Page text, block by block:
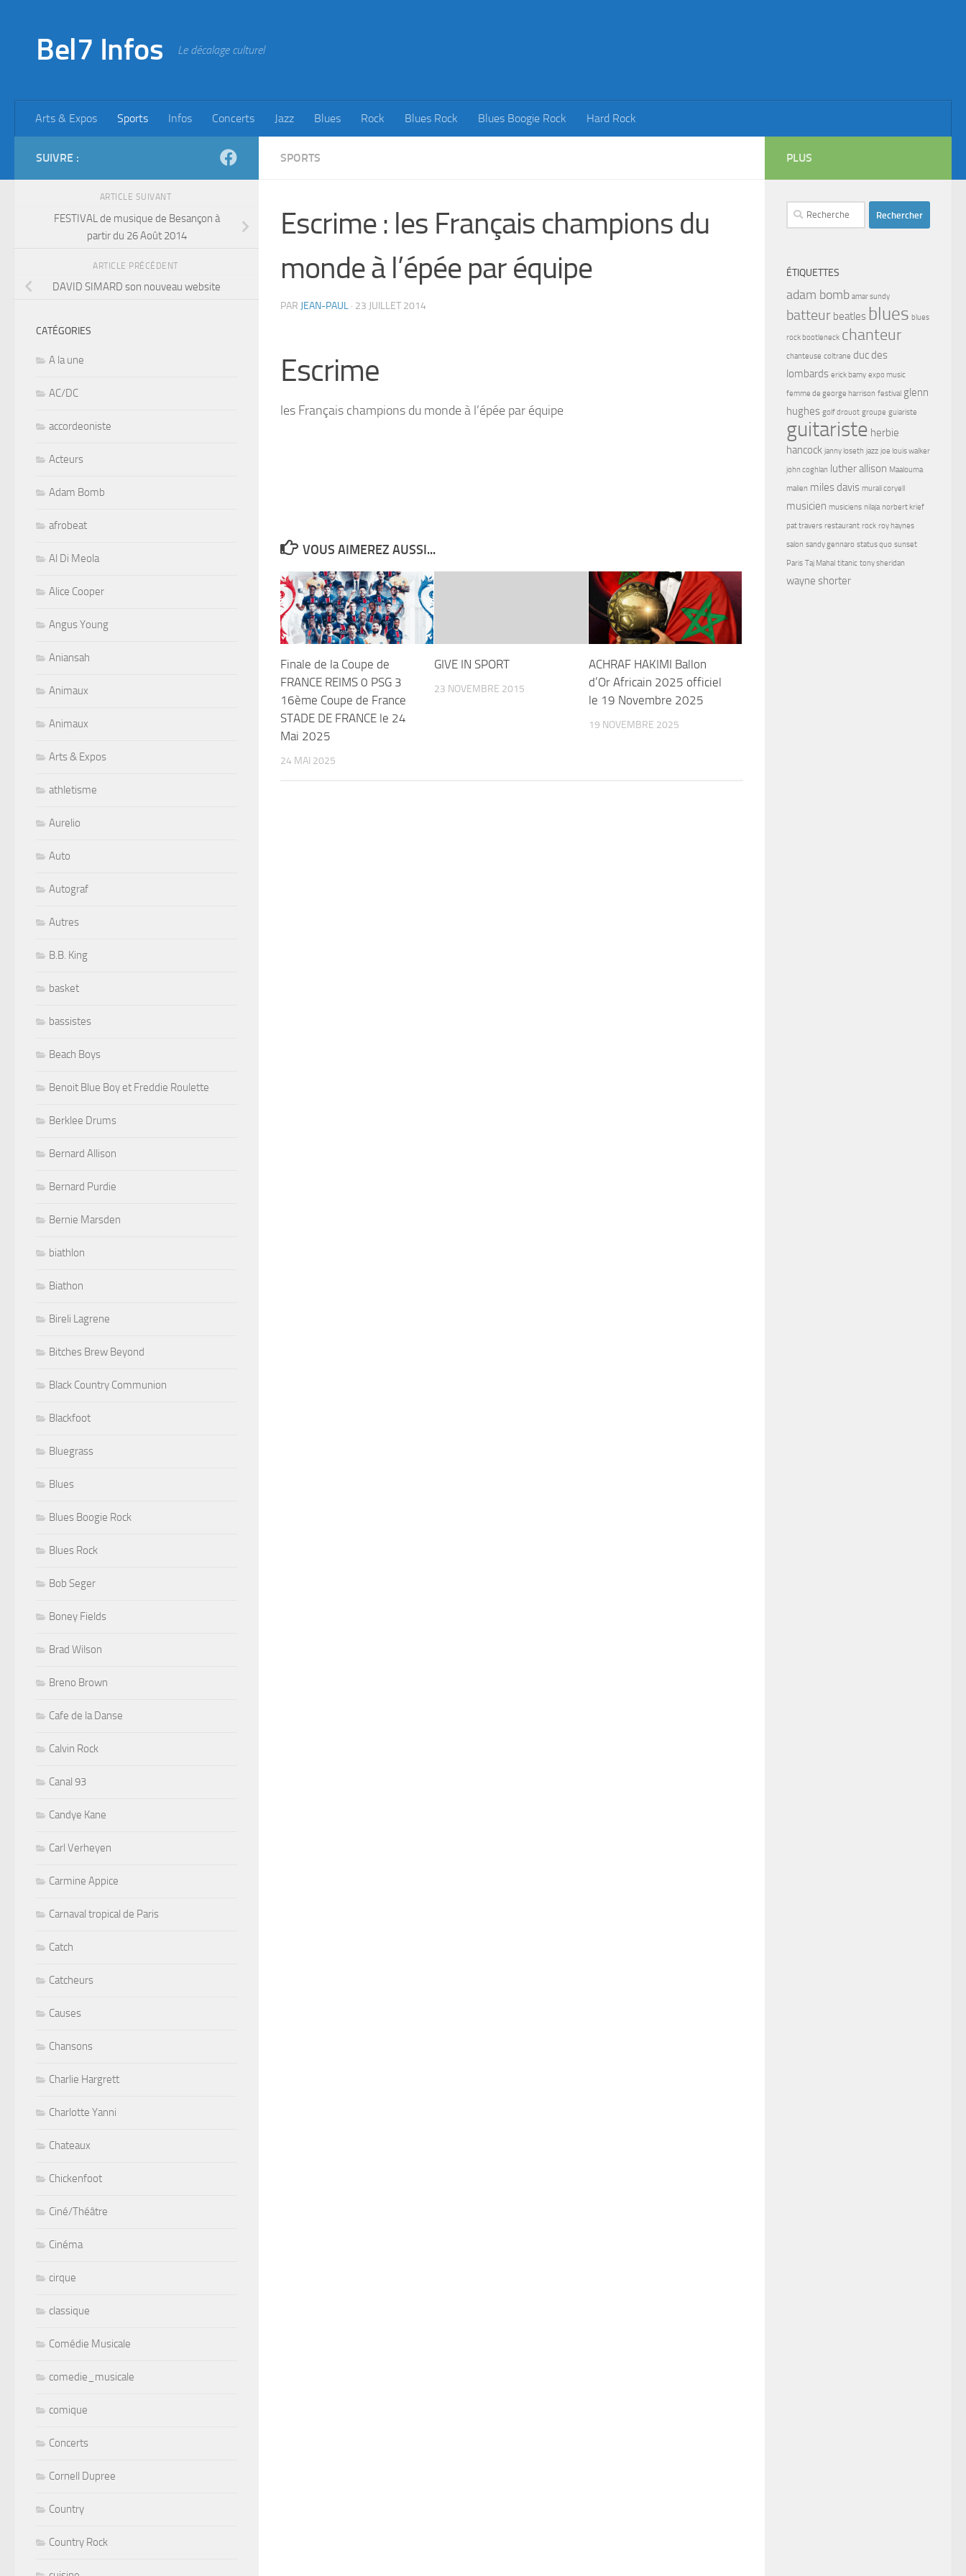
Bel7 Infos Le décalage culturel
Arts & Expos Sports Infos Concerts Jazz Blues Rock Blues Rock Blues Boogie Rock Hard Rock
SPORTS
Escrime : les Français champions du
monde à l’épée par équipe
PAR JEAN-PAUL · 23 JUILLET 2014
Escrime
les Français champions du monde à l’épée par équipe
VOUS AIMEREZ AUSSI...
Finale de la Coupe de
FRANCE REIMS 0 PSG 3
16ème Coupe de France
STADE DE FRANCE le 24
Mai 2025
24 MAI 2025
GIVE IN SPORT
23 NOVEMBRE 2015
ACHRAF HAKIMI Ballon
d’Or Africain 2025 officiel
le 19 Novembre 2025
19 NOVEMBRE 2025
SUIVRE :
ARTICLE SUIVANT
FESTIVAL de musique de Besançon à
partir du 26 Août 2014
ARTICLE PRÉCÉDENT
DAVID SIMARD son nouveau website
CATÉGORIES
A la une
AC/DC
accordeoniste
Acteurs
Adam Bomb
afrobeat
Al Di Meola
Alice Cooper
Angus Young
Aniansah
Animaux
Animaux
Arts & Expos
athletisme
Aurelio
Auto
Autograf
Autres
B.B. King
basket
bassistes
Beach Boys
Benoit Blue Boy et Freddie Roulette
Berklee Drums
Bernard Allison
Bernard Purdie
Bernie Marsden
biathlon
Biathon
Bireli Lagrene
Bitches Brew Beyond
Black Country Communion
Blackfoot
Bluegrass
Blues
Blues Boogie Rock
Blues Rock
Bob Seger
Boney Fields
Brad Wilson
Breno Brown
Cafe de la Danse
Calvin Rock
Canal 93
Candye Kane
Carl Verheyen
Carmine Appice
Carnaval tropical de Paris
Catch
Catcheurs
Causes
Chansons
Charlie Hargrett
Charlotte Yanni
Chateaux
Chickenfoot
Ciné/Théâtre
Cinéma
cirque
classique
Comédie Musicale
comedie_musicale
comique
Concerts
Cornell Dupree
Country
Country Rock
PLUS
Rechercher :
ÉTIQUETTES
adam bomb amar sundy
batteur beatles blues blues
rock bootleneck chanteur
chanteuse coltrane duc des
lombards erick bamy expo music
femme de george harrison festival glenn
hughes golf drouot groupe guiariste
guitariste herbie
hancock janny loseth jazz joe louis walker
john coghlan luther allison Maalouma
malien miles davis murali coryell
musicien musiciens nilaja norbert krief
pat travers restaurant rock roy haynes
salon sandy gennaro status quo sunset
Paris Taj Mahal titanic tony sheridan
wayne shorter